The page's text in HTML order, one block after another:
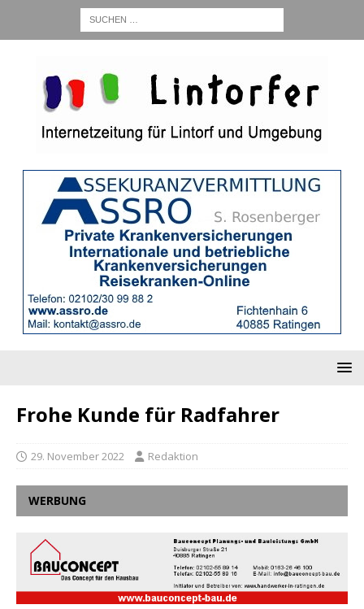
Frohe Kunde für Radfahrer
29. November 2022 Redaktion
WERBUNG